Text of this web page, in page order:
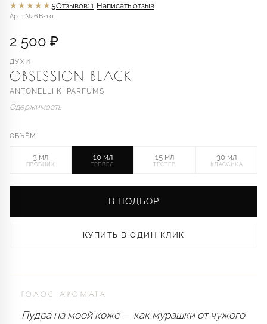
★★★★★5Отзывов: 1 Написать отзыв
Арт: N26B-10
2 500 ₽
ДУХИ
OBSESSION BLACK
ANTONELLI KI PARFUMS
Одержимость
ОБЪЁМ
3 мл
ПРОБНИК
10 мл
ТРЕВЕЛ
15 мл
ТЕСТЕР
30 мл
КЛАССИКА
В ПОДБОР
КУПИТЬ В ОДИН КЛИК
ГОЛОС АРОМАТА
Пудра на моей коже — как мурашки от чужого